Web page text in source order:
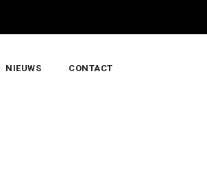
NIEUWS CONTACT